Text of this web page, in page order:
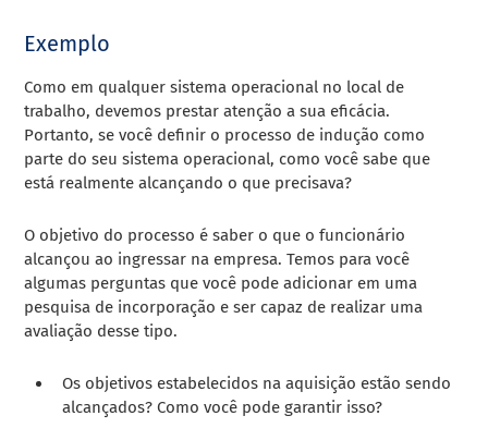
Exemplo
Como em qualquer sistema operacional no local de
trabalho, devemos prestar atenção a sua eficácia.
Portanto, se você definir o processo de indução como
parte do seu sistema operacional, como você sabe que
está realmente alcançando o que precisava?
O objetivo do processo é saber o que o funcionário
alcançou ao ingressar na empresa. Temos para você
algumas perguntas que você pode adicionar em uma
pesquisa de incorporação e ser capaz de realizar uma
avaliação desse tipo.
Os objetivos estabelecidos na aquisição estão sendo
alcançados? Como você pode garantir isso?